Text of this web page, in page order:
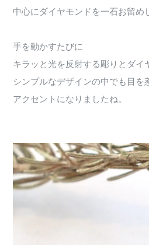
中心にダイヤモンドを一石お留め
手を動かすたびに
キラッと光を反射する彫りとダイ
シンプルなデザインの中でも目を
アクセントになりましたね。